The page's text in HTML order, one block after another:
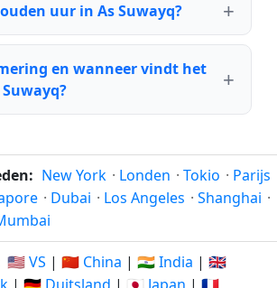
uur in As Suwayq?
en wanneer vindt het
New York · Londen · Tokio · Parijs
· Dubai · Los Angeles · Shanghai ·
🇺🇸 VS | 🇨🇳 China | 🇮🇳 India | 🇬🇧